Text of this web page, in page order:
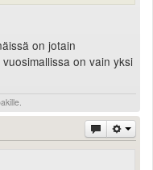
on jotain
on vain yksi